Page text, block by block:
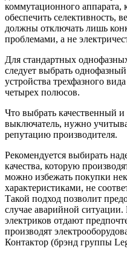
коммутационного
обеспечить селективность,
должны отключать лишь
проблемами, а не
Для стандартных
следует выбрать
устройства трехфазного
четырех полюсов.
Что выбрать качественный
выключатель, нужно
репутацию производителя.
Рекомендуется выбирать
качества, которую
можно избежать покупки
характеристиками, не
Такой подход позволит
случае аварийной
электриков отдают
производят
Контактор (брэнд группы